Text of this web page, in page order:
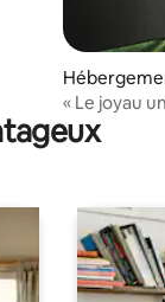
« Le joyau